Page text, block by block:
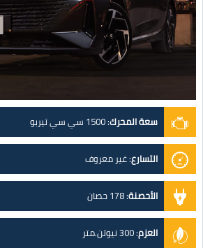
سعة المحرك:1500 سي سي تيربو
التسارع:غير معروف
الأحصنة:178 حصان
العزم:300 نيوتن.متر